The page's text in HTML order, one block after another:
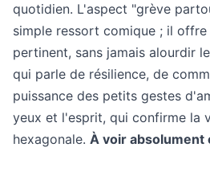
quotidien. L'aspect "grève
simple ressort comique ; il
pertinent, sans jamais alourdir
qui parle de résilience, de
puissance des petits gestes
yeux et l'esprit, qui confirme la
hexagonale. À voir absolument